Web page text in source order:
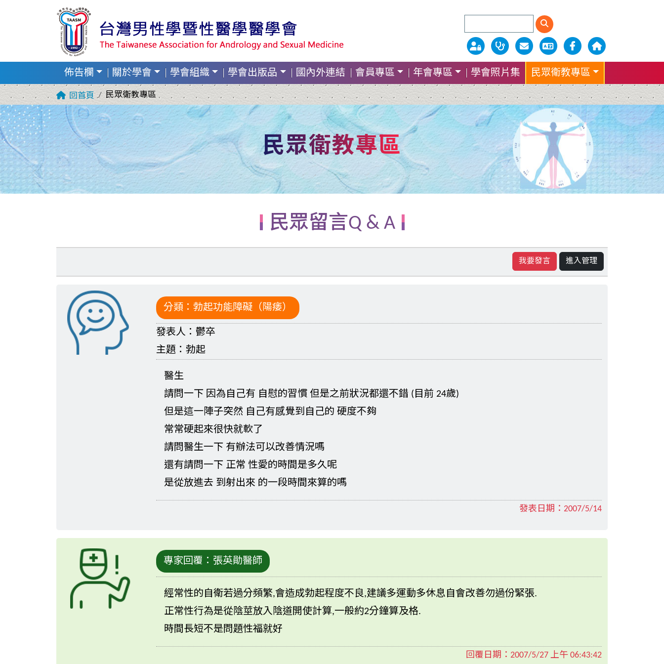
佈告欄 關於學會 學會組織 學會出版品 國內外連結 會員專區 年會專區 學會照片集 民眾衛教專區
回首頁 民眾衛教專區
民眾衛教專區
民眾留言Q & A
我要發言 進入管理
分類： 勃起功能障礙（陽痿）
發表人： 鬱卒
主題： 勃起
醫生
請問一下 因為自己有 自慰的習慣 但是之前狀況都還不錯 (目前 24歲)
但是這一陣子突然 自己有感覺到自己的 硬度不夠
常常硬起來很快就軟了
請問醫生一下 有辦法可以改善情況嗎
還有請問一下 正常 性愛的時間是多久呢
是從放進去 到射出來 的一段時間來算的嗎
發表日期： 2007/5/14
專家回覆： 張英勛醫師
經常性的自衛若過分頻繁,會造成勃起程度不良,建議多運動多休息自會改善勿過份緊張.
正常性行為是從陰莖放入陰道開使計算,一般約2分鐘算及格.
時間長短不是問題性福就好
回覆日期： 2007/5/27 上午 06:43:42